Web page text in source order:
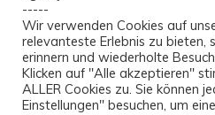
-----
Wir verwenden Cookies auf
relevanteste Erlebnis zu bieten,
erinnern und wiederholte
Klicken auf "Alle akzeptieren"
ALLER Cookies zu. Sie können
Einstellungen" besuchen, um